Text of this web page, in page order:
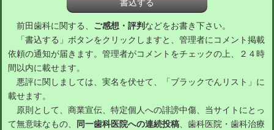
前田歯科に関する、 ご感想・評判 などをお書き下さい。
「書込する」ボタンをクリックしますと、管理者にコメント掲載
依頼の通知が届きます。管理者がコメントをチェックの上、２４時
間以内に載せます。
悪評に関しましては、実名を伏せて、「ブラックでんリスト」に
載せます。
原則として、商業宣伝、特定個人への誹謗中傷、当サイトにとっ
て無意味なもの、
同一歯科医院への連続投稿、歯科医院・歯科治療